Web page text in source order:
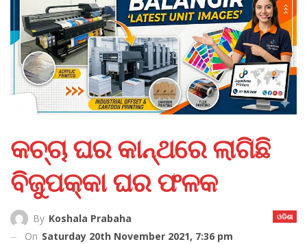
କଚ୍ଚା ଘର କାନ୍ଥରେ ଲାଗିଛି
ବିଜୁପକ୍କା ଘର ଫଳକ
ଓଡିଶା
By Koshala Prabaha
On Saturday 20th November 2021, 7:36 pm